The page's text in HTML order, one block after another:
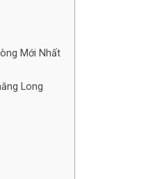
Mới Nhất
Long